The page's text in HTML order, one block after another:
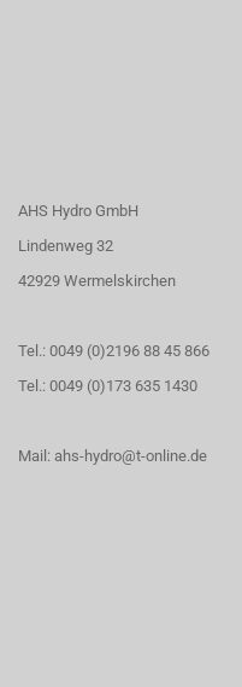
AHS Hydro GmbH
Lindenweg 32
42929 Wermelskirchen
Tel.: 0049 (0)2196 88 45 866
Tel.: 0049 (0)173 635 1430
Mail: ahs-hydro@t-online.de